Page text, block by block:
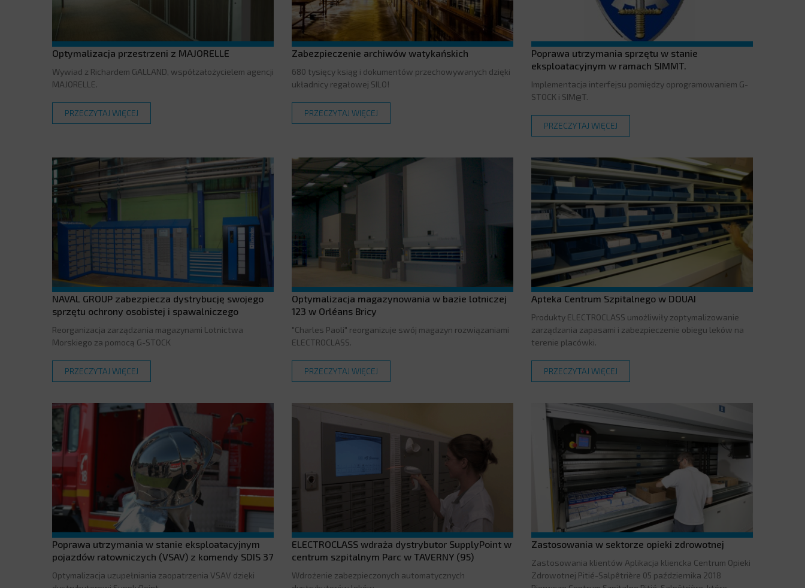
Optymalizacja przestrzeni z MAJORELLE
Wywiad z Richardem GALLAND, współzałożycielem agencji
MAJORELLE.
PRZECZYTAJ WIĘCEJ
Zabezpieczenie archiwów watykańskich
680 tysięcy ksiąg i dokumentów przechowywanych dzięki
układnicy regałowej SILO!
PRZECZYTAJ WIĘCEJ
Poprawa utrzymania sprzętu w stanie
eksploatacyjnym w ramach SIMMT.
Implementacja interfejsu pomiędzy oprogramowaniem G-
STOCK i SIM@T.
PRZECZYTAJ WIĘCEJ
NAVAL GROUP zabezpiecza dystrybucję swojego
sprzętu ochrony osobistej i spawalniczego
Reorganizacja zarządzania magazynami Lotnictwa
Morskiego za pomocą G-STOCK
PRZECZYTAJ WIĘCEJ
Optymalizacja magazynowania w bazie lotniczej
123 w Orléans Bricy
"Charles Paoli" reorganizuje swój magazyn rozwiązaniami
ELECTROCLASS.
PRZECZYTAJ WIĘCEJ
Apteka Centrum Szpitalnego w DOUAI
Produkty ELECTROCLASS umożliwiły zoptymalizowanie
zarządzania zapasami i zabezpieczenie obiegu leków na
terenie placówki.
PRZECZYTAJ WIĘCEJ
Poprawa utrzymania w stanie eksploatacyjnym
pojazdów ratowniczych (VSAV) z komendy SDIS 37
Optymalizacja uzupełniania zaopatrzenia VSAV dzięki
ELECTROCLASS wdraża dystrybutor SupplyPoint w
centrum szpitalnym Parc w TAVERNY (95)
Wdrożenie zabezpieczonych automatycznych
Zastosowania w sektorze opieki zdrowotnej
Zastosowania klientów Aplikacja kliencka Centrum Opieki
Zdrowotnej Pitié-Salpêtrière 05 października 2018